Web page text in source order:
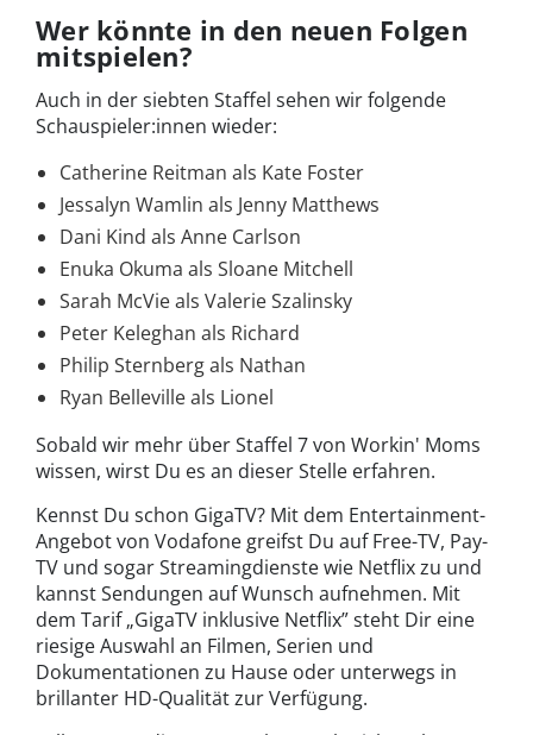
Wer könnte in den neuen Folgen
mitspielen?
Auch in der siebten Staffel sehen wir folgende
Schauspieler:innen wieder:
Catherine Reitman als Kate Foster
Jessalyn Wamlin als Jenny Matthews
Dani Kind als Anne Carlson
Enuka Okuma als Sloane Mitchell
Sarah McVie als Valerie Szalinsky
Peter Keleghan als Richard
Philip Sternberg als Nathan
Ryan Belleville als Lionel
Sobald wir mehr über Staffel 7 von Workin' Moms
wissen, wirst Du es an dieser Stelle erfahren.
Kennst Du schon GigaTV? Mit dem Entertainment-
Angebot von Vodafone greifst Du auf Free-TV, Pay-
TV und sogar Streamingdienste wie Netflix zu und
kannst Sendungen auf Wunsch aufnehmen. Mit
dem Tarif „GigaTV inklusive Netflix” steht Dir eine
riesige Auswahl an Filmen, Serien und
Dokumentationen zu Hause oder unterwegs in
brillanter HD-Qualität zur Verfügung.